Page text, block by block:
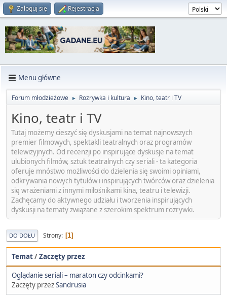
Zaloguj się Rejestracja
Menu główne
Forum młodzieżowe ► Rozrywka i kultura ► Kino, teatr i TV
Kino, teatr i TV
Tutaj możemy cieszyć się dyskusjami na temat najnowszych
premier filmowych, spektakli teatralnych oraz programów
telewizyjnych. Od recenzji po inspirujące dyskusje na temat
ulubionych filmów, sztuk teatralnych czy seriali - ta kategoria
oferuje mnóstwo możliwości do dzielenia się swoimi opiniami,
odkrywania nowych tytułów i inspirujących twórców oraz dzielenia
się wrażeniami z innymi miłośnikami kina, teatru i telewizji.
Zachęcamy do aktywnego udziału i tworzenia inspirujących
dyskusji na tematy związane z szerokim spektrum rozrywki.
DO DOŁU Strony 1
Temat/Zaczęty przez
Oglądanie seriali – maraton czy odcinkami?
Zaczęty przezSandrusia